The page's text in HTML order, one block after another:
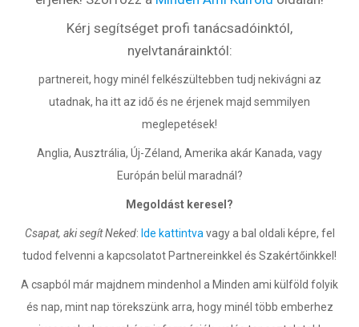
Kérj segítséget profi tanácsadóinktól,
nyelvtanárainktól:
partnereit, hogy minél felkészültebben tudj nekivágni az
utadnak, ha itt az idő és ne érjenek majd semmilyen
meglepetések!
Anglia, Ausztrália, Új-Zéland, Amerika akár Kanada, vagy
Európán belül maradnál?
Megoldást keresel?
Csapat, aki segít Neked: Ide kattintva vagy a bal oldali képre, fel
tudod felvenni a kapcsolatot Partnereinkkel és Szakértőinkkel!
A csapból már majdnem mindenhol a Minden ami külföld folyik
és nap, mint nap törekszünk arra, hogy minél több emberhez